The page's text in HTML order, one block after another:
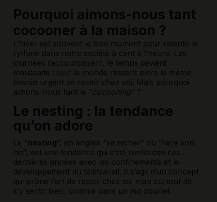
Pourquoi aimons-nous tant
cocooner à la maison ?
L’hiver est souvent le bon moment pour ralentir le
rythme dans notre société à cent à l’heure. Les
journées raccourcissent, le temps devient
maussade : tout le monde ressent alors le même
besoin urgent de rester chez soi. Mais pourquoi
aimons-nous tant le “cocooning” ?
Le nesting : la tendance
qu’on adore
Le “nesting”, en anglais “se nicher” ou “faire son
nid”, est une tendance qui s’est renforcée ces
dernières années avec les confinements et le
développement du télétravail. Il s’agit d’un concept
qui prône l’art de rester chez soi mais surtout de
s’y sentir bien, comme dans un nid douillet.